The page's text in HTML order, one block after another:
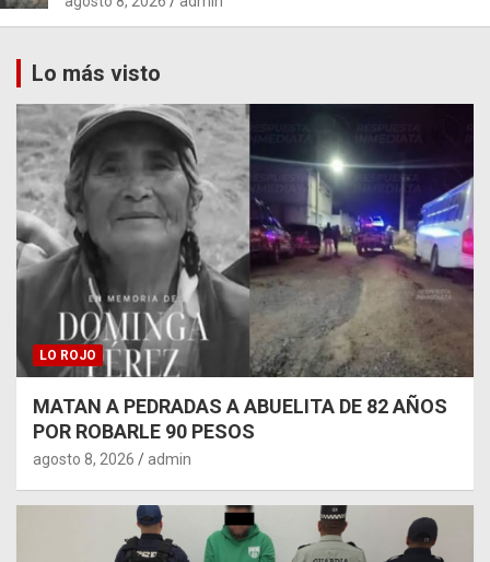
Lo más visto
LO ROJO
MATAN A PEDRADAS A ABUELITA DE 82 AÑOS
POR ROBARLE 90 PESOS
agosto 8, 2026 admin